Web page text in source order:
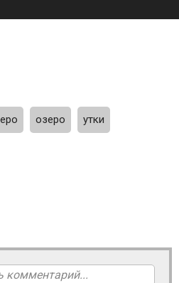
озеро утки
комментарий...